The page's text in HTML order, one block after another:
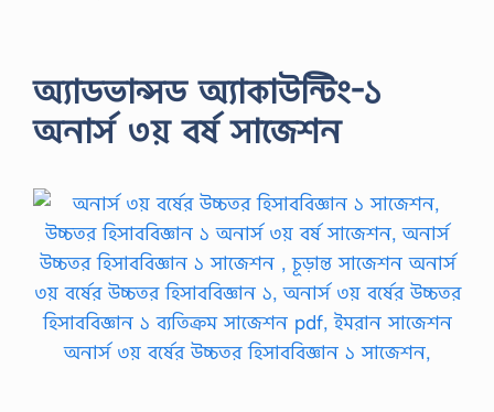
অ্যাডভান্সড অ্যাকাউন্টিং-১
অনার্স ৩য় বর্ষ সাজেশন